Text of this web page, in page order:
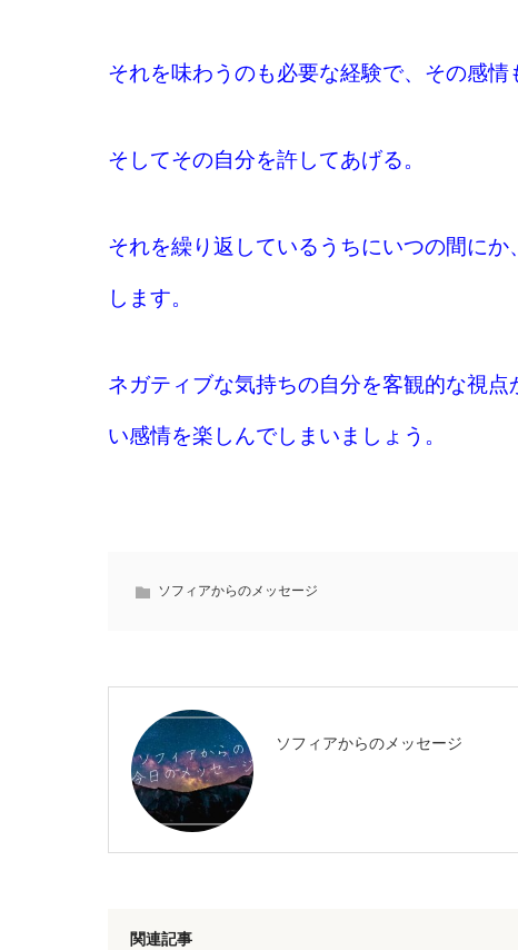
それを味わうのも必要な経験で、その感情
そしてその自分を許してあげる。
それを繰り返しているうちにいつの間に
します。
ネガティブな気持ちの自分を客観的な視
い感情を楽しんでしまいましょう。
ソフィアからのメッセージ
ソフィアからのメッセージ
関連記事